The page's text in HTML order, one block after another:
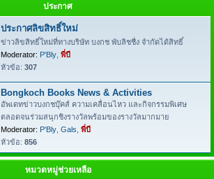
า
ประกาศ
ประกาศลิขสิทธิ์ใหม่
ข่าวลิขสิทธิ์ใหม่ที่ทางบริษัท บงกช พับลิชชื่ง จำกัดได้สิทธิ์
Moderator: P'Bly พี่บี
หัวข้อ: 307
Bongkoch Books News & Activities
อัพเดทข่าวบงกชบุ๊คส์ ความเคลื่อนไหว และกิจกรรมพิเศษ
ตลอดจนร่วมสนุกชิงรางวัลพร้อมของรางวัลมากมาย
Moderator: P'Bly Gals พี่บี
หัวข้อ: 856
หมวดหมู่ช่วยเหลือ